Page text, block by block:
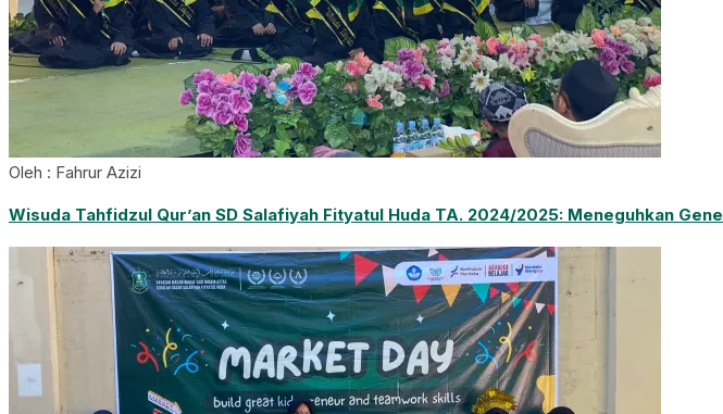
Oleh : Fahrur Azizi
Wisuda Tahfidzul Qur’an SD Salafiyah Fityatul Huda TA. 2024/2025: Meneguhkan